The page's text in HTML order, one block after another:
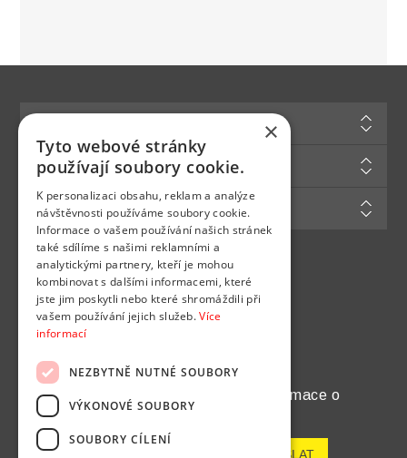
Zákaznická podpora
Můj účet
Najdete nás na
Chcete pravidelně dostávat informace o
novinkách a akcích?
×
Tyto webové stránky
používají soubory cookie.
K personalizaci obsahu, reklam a analýze
návštěvnosti používáme soubory cookie.
Informace o vašem používání našich stránek
také sdílíme s našimi reklamními a
analytickými partnery, kteří je mohou
kombinovat s dalšími informacemi, které
jste jim poskytli nebo které shromáždili při
vašem používání jejich služeb.Více
informací
NEZBYTNĚ NUTNÉ SOUBORY
VÝKONOVÉ SOUBORY
SOUBORY CÍLENÍ